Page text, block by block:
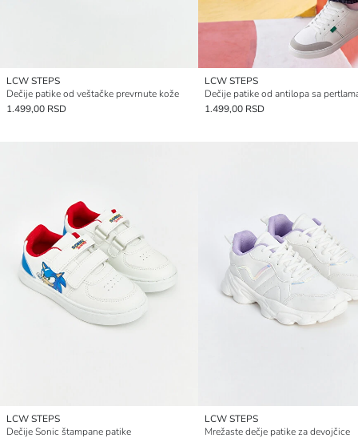
LCW STEPS
Dečije patike od veštačke prevrnute kože
1.499,00 RSD
LCW STEPS
1.499,00 RSD
LCW STEPS
Dečije Sonic štampane patike
LCW STEPS
Mrežaste dečje patike za devojčice